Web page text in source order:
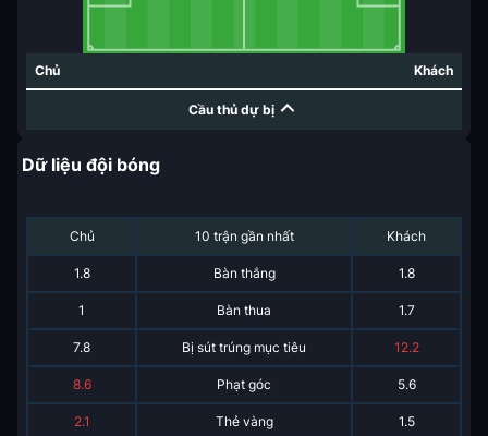
Chủ Khách
Cầu thủ dự bị
Dữ liệu đội bóng
Chủ 10 trận gần nhất Khách
1.8 Bàn thắng 1.8
1 Bàn thua 1.7
7.8 Bị sút trúng mục tiêu 12.2
8.6 Phạt góc 5.6
2.1 Thẻ vàng 1.5